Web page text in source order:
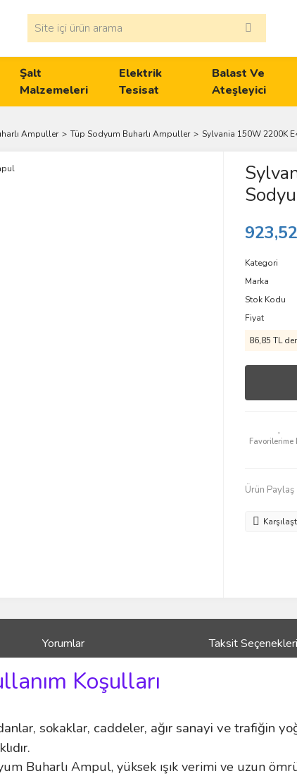
Şalt
Malzemeleri
Elektrik
Tesisat
Balast Ve
Ateşleyici
Ampuller Tüp Sodyum Buharlı Ampuller Sylvania 150W 2200K
Kategori
Marka
Stok Kodu
Fiyat
86,85 TL
Ürün Paylaş :
Yorumlar Taksit Seçenekleri
Koşulları
sokaklar, caddeler, ağır sanayi ve trafiğin
Buharlı Ampul, yüksek ışık verimi ve uzun